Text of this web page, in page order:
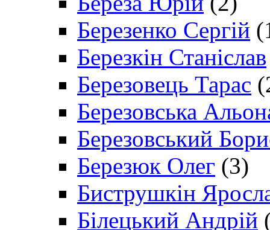
Березенко Сергій
Березкін Станіслав
Березовець Тарас
Березовська
Березовський
Березюк Олег (3)
Биструшкін
Білецький Андрій